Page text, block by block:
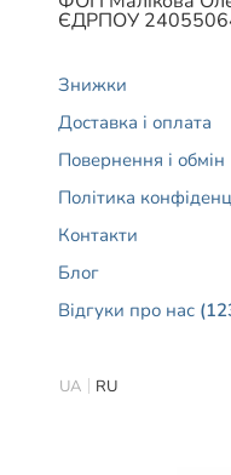
ЄДРПОУ
Знижки
Доставка і оплата
Повернення і обмін
Політика
Контакти
Блог
Відгуки про нас
UA RU